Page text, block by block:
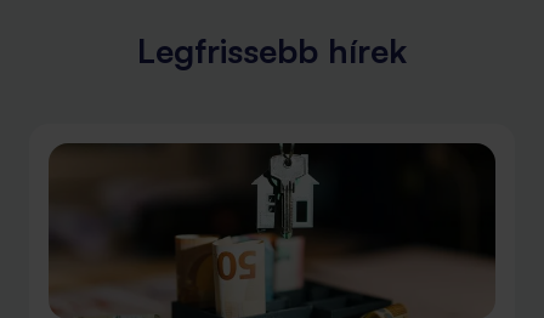
Legfrissebb hírek